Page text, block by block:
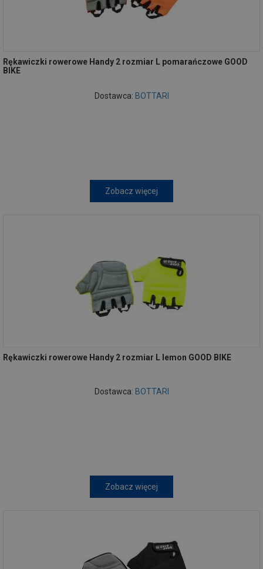
Rękawiczki rowerowe Handy 2 rozmiar L pomarańczowe GOOD
BIKE
Dostawca: BOTTARI
Zobacz więcej
Rękawiczki rowerowe Handy 2 rozmiar L lemon GOOD BIKE
Dostawca: BOTTARI
Zobacz więcej